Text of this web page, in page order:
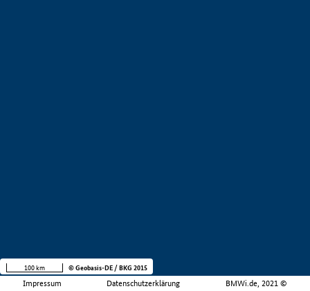
Impressum Datenschutzerklärung BMWi.de, 2021 ©
100 km © Geobasis-DE / BKG 2015